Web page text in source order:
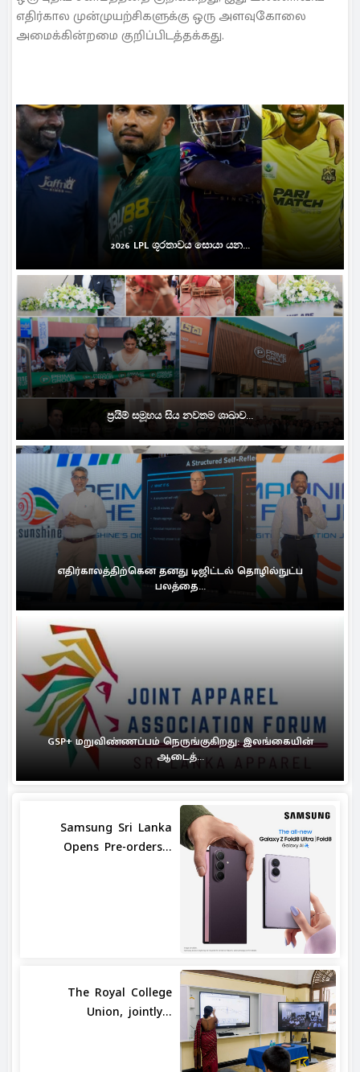
எதிர்கால முன்முயற்சிகளுக்கு ஒரு அளவுகோலை
அமைக்கின்றமை குறிப்பிடத்தக்கது.
2026 LPL ශූරතාවය සොයා යන...
ප්‍රයිම් සමූහය සිය නවතම ශාඛාව...
எதிர்காலத்திற்கென தனது டிஜிட்டல் தொழில்நுட்ப
பலத்தை...
GSP+ மறுவிண்ணப்பம் நெருங்குகிறது: இலங்கையின்
ஆடைத்...
Samsung Sri Lanka
Opens Pre-orders...
The Royal College
Union, jointly...